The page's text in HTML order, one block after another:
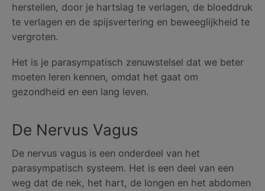
herstellen, door je hartslag te verlagen, de bloeddruk
te verlagen en de spijsvertering en beweeglijkheid te
vergroten.
Het is je parasympatisch zenuwstelsel dat we beter
moeten leren kennen, omdat het gaat om
gezondheid en een lang leven.
De Nervus Vagus
De nervus vagus is een onderdeel van het
parasympatisch systeem. Het is een deel van een
weg dat de nek, het hart, de longen en het abdomen